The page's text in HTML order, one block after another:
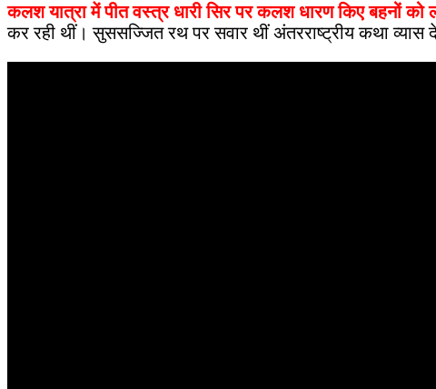
कलश यात्रा में पीत वस्त्र धारी सिर पर कलश धारण किए बहनों को
कर रही थीं। सुससज्जित रथ पर सवार थीं अंतरराष्ट्रीय कथा व्यास